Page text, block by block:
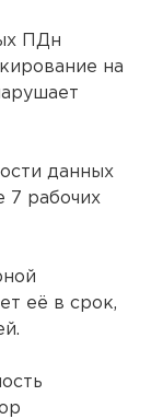
ПДн
на
данных
7 рабочих
её в срок,